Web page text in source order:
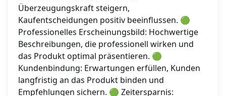
Überzeugungskraft steigern,
Kaufentscheidungen positiv beeinflussen. 🟢
Professionelles Erscheinungsbild: Hochwertige
Beschreibungen, die professionell wirken und
das Produkt optimal präsentieren. 🟢
Kundenbindung: Erwartungen erfüllen, Kunden
langfristig an das Produkt binden und
Empfehlungen sichern. 🟢 Zeitersparnis: